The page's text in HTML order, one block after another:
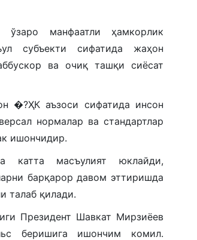
манфаатли ҳамкорлик
субъекти сифатида жаҳон
ва очиқ ташқи сиёсат
�?ҲК аъзоси сифатида инсон
нормалар ва стандартлар
ишончидир.
катта масъулият юклайди,
барқарор давом эттиришда
талаб қилади.
Президент Шавкат Мирзиёев
беришига ишончим комил.